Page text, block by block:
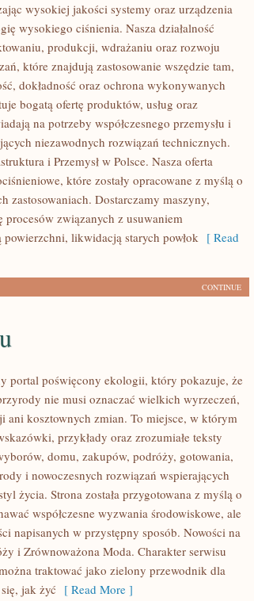
wysokiej jakości systemy oraz urządzenia
wysokiego ciśnienia. Nasza działalność
produkcji, wdrażaniu oraz rozwoju
które znajdują zastosowanie wszędzie tam,
dokładność oraz ochrona wykonywanych
bogatą ofertę produktów, usług oraz
na potrzeby współczesnego przemysłu i
niezawodnych rozwiązań technicznych.
i Przemysł w Polsce. Nasza oferta
które zostały opracowane z myślą o
zastosowaniach. Dostarczamy maszyny,
procesów związanych z usuwaniem
likwidacją starych powłok [ Read
CONTINUE
portal poświęcony ekologii, który pokazuje, że
nie musi oznaczać wielkich wyrzeczeń,
ani kosztownych zmian. To miejsce, w którym
przykłady oraz zrozumiałe teksty
domu, zakupów, podróży, gotowania,
i nowoczesnych rozwiązań wspierających
życia. Strona została przygotowana z myślą o
współczesne wyzwania środowiskowe, ale
napisanych w przystępny sposób. Nowości na
i Zrównoważona Moda. Charakter serwisu
traktować jako zielony przewodnik dla
jak żyć [ Read More ]